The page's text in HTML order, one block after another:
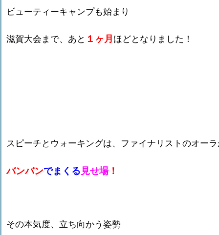
ビューティーキャンプも始まり
滋賀大会まで、あと １ヶ月 ほどとなりました！
スピーチとウォーキングは、ファイナリストのオー
バンバンでまくる 見せ場！
その本気度、立ち向かう姿勢